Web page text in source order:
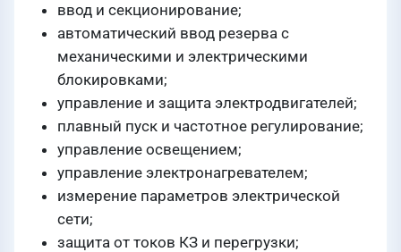
ввод и секционирование;
автоматический ввод резерва с
механическими и электрическими
блокировками;
управление и защита электродвигателей;
плавный пуск и частотное регулирование;
управление освещением;
управление электронагревателем;
измерение параметров электрической
сети;
защита от токов КЗ и перегрузки;